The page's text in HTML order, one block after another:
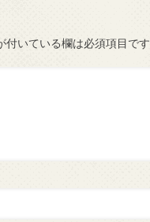
付いている欄は必須項目です